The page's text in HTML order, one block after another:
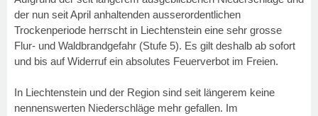
der nun seit April anhaltenden ausserordentlichen
Trockenperiode herrscht in Liechtenstein eine sehr grosse
Flur- und Waldbrandgefahr (Stufe 5). Es gilt deshalb ab sofort
und bis auf Widerruf ein absolutes Feuerverbot im Freien.
In Liechtenstein und der Region sind seit längerem keine
nennenswerten Niederschläge mehr gefallen. Im